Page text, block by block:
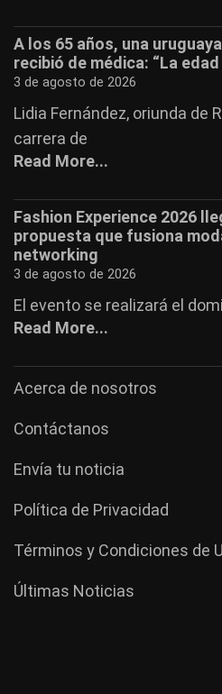
A los 65 años, una
recibió de médica: “La
3 de agosto de 2026
Lidia Fernández, oriunda de
carrera de
Read More...
Fashion Experience 2026
propuesta que fusiona
networking
3 de agosto de 2026
El evento se realizará el
Read More...
Acerca de nosotros
Contáctanos
Envía tu noticia
Política de Privacidad
Términos y Condiciones de
Últimas Noticias